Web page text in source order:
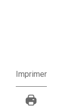
Imprimer